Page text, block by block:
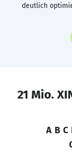
deutlich
21 Mio.
A B C